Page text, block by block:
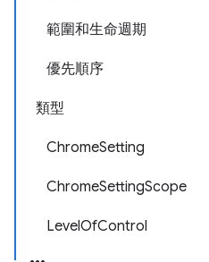
範圍和生命週期
優先順序
類型
ChromeSetting
ChromeSettingScope
LevelOfControl